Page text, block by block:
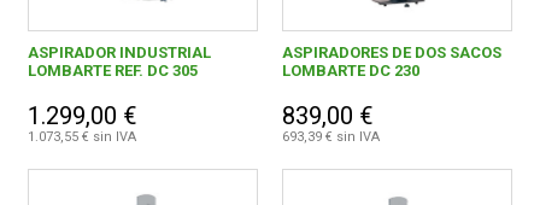
ASPIRADOR INDUSTRIAL
LOMBARTE REF. DC 305
1.299,00 €
1.073,55 € sin IVA
ASPIRADORES DE DOS SACOS
LOMBARTE DC 230
839,00 €
693,39 € sin IVA